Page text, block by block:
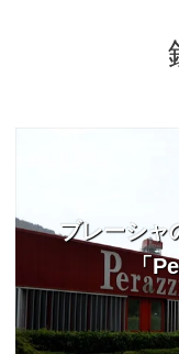
ブレーシャ
「